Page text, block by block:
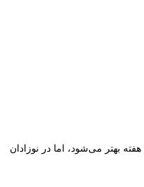
بهتر می‌شود، اما در نوزادان